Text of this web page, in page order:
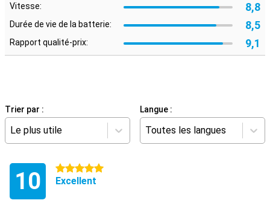
Vitesse: 8,8
Durée de vie de la batterie: 8,5
Rapport qualité-prix: 9,1
Trier par :
Le plus utile
Langue :
Toutes les langues
10 5 étoiles
Excellent